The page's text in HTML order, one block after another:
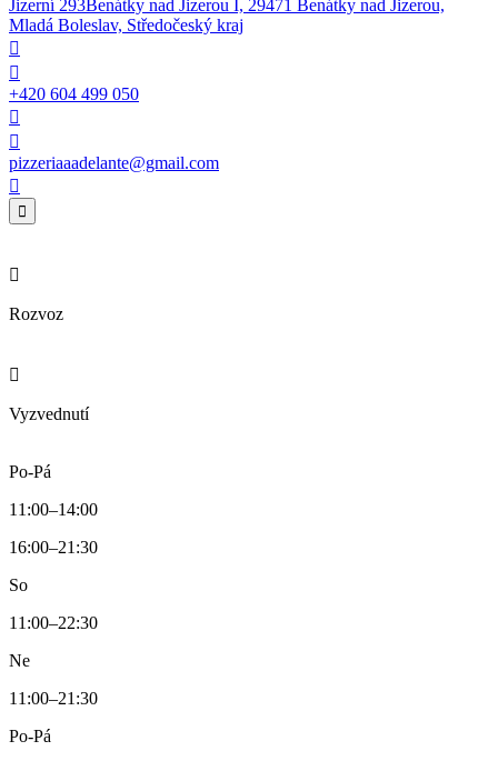
Jizerní 293Benátky nad Jizerou I, 29471 Benátky nad Jizerou,
Mladá Boleslav, Středočeský kraj


+420 604 499 050


pizzeriaaadelante@gmail.com



Rozvoz

Vyzvednutí
Po-Pá
11:00–14:00
16:00–21:30
So
11:00–22:30
Ne
11:00–21:30
Po-Pá